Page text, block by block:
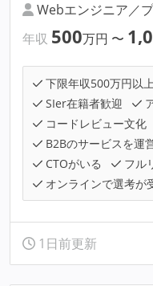
Webエンジニア／
年収 500万円 〜
下限年収500万円以上
SIer在籍者歓迎
コードレビュー文化
B2Bのサービスを運
CTOがいる
フル
オンラインで選考が
1日前更新